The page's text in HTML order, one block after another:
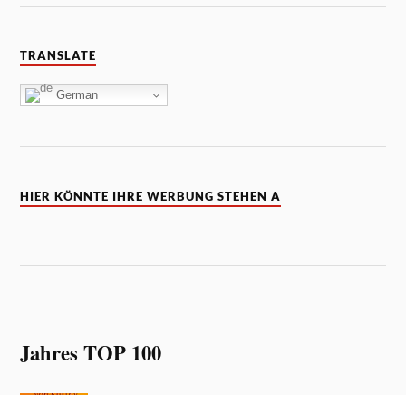
TRANSLATE
German
HIER KÖNNTE IHRE WERBUNG STEHEN A
Jahres TOP 100